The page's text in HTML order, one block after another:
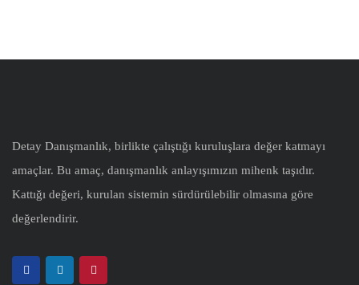
Detay Danışmanlık, birlikte çalıştığı kuruluşlara değer katmayı
amaçlar. Bu amaç, danışmanlık anlayışımızın mihenk taşıdır.
Kattığı değeri, kurulan sistemin sürdürülebilir olmasına göre
değerlendirir.